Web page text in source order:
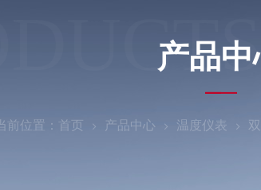
产品中
前位置： 首页 产品中心 温度仪表